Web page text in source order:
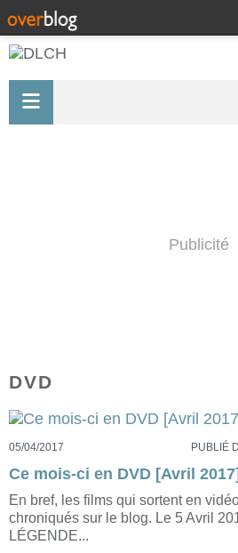
Publicité
DVD
05/04/2017 PUBLIÉ
Ce mois-ci en DVD [Avril 2017]
En bref, les films qui sortent en
chroniqués sur le blog. Le 5 Avril
LÉGENDE...